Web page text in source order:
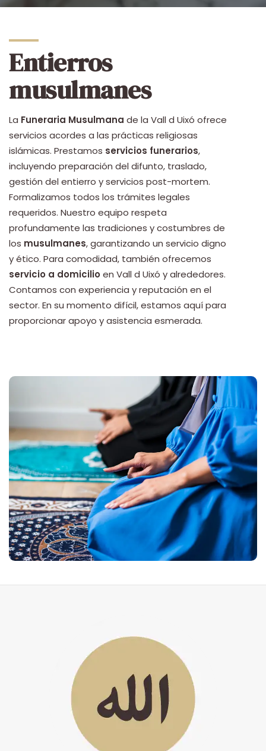
Entierros
musulmanes
La Funeraria Musulmana de la Vall d Uixó ofrece
servicios acordes a las prácticas religiosas
islámicas. Prestamos servicios funerarios,
incluyendo preparación del difunto, traslado,
gestión del entierro y servicios post-mortem.
Formalizamos todos los trámites legales
requeridos. Nuestro equipo respeta
profundamente las tradiciones y costumbres de
los musulmanes, garantizando un servicio digno
y ético. Para comodidad, también ofrecemos
servicio a domicilioen Vall d Uixó y alrededores.
Contamos con experiencia y reputación en el
sector. En su momento difícil, estamos aquí para
proporcionar apoyo y asistencia esmerada.